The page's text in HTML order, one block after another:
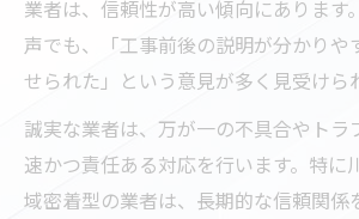
業者は、信頼性が高い傾向にあります
声でも、「工事前後の説明が分かりや
せられた」という意見が多く見受けら
誠実な業者は、万が一の不具合やトラ
速かつ責任ある対応を行います。特に
域密着型の業者は、長期的な信頼関係